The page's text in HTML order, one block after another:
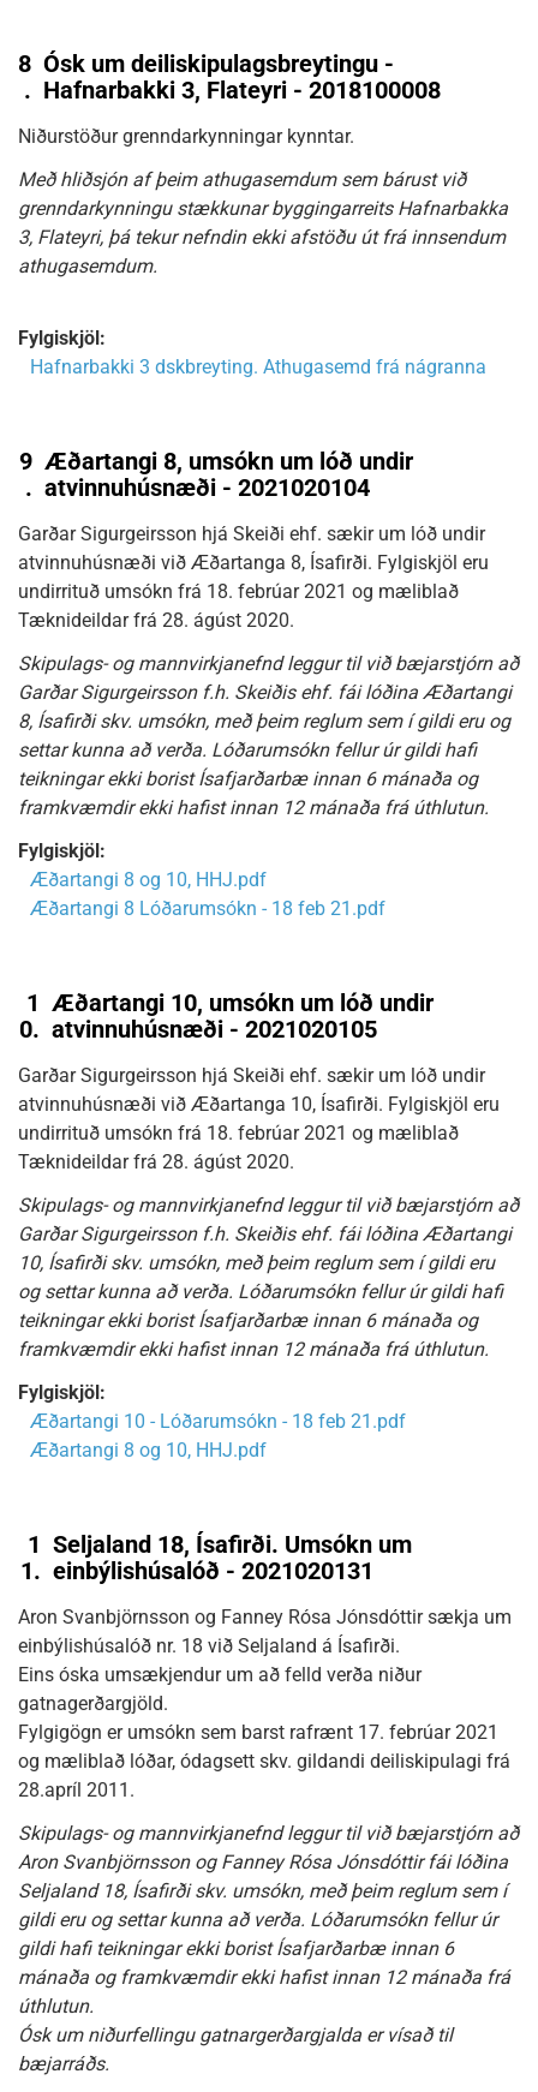
8
.
Ósk um deiliskipulagsbreytingu -
Hafnarbakki 3, Flateyri - 2018100008
Niðurstöður grenndarkynningar kynntar.
Með hliðsjón af þeim athugasemdum sem bárust við
grenndarkynningu stækkunar byggingarreits Hafnarbakka
3, Flateyri, þá tekur nefndin ekki afstöðu út frá innsendum
athugasemdum.
Fylgiskjöl:
Hafnarbakki 3 dskbreyting. Athugasemd frá nágranna
9
.
Æðartangi 8, umsókn um lóð undir
atvinnuhúsnæði - 2021020104
Garðar Sigurgeirsson hjá Skeiði ehf. sækir um lóð undir
atvinnuhúsnæði við Æðartanga 8, Ísafirði. Fylgiskjöl eru
undirrituð umsókn frá 18. febrúar 2021 og mæliblað
Tæknideildar frá 28. ágúst 2020.
Skipulags- og mannvirkjanefnd leggur til við bæjarstjórn að
Garðar Sigurgeirsson f.h. Skeiðis ehf. fái lóðina Æðartangi
8, Ísafirði skv. umsókn, með þeim reglum sem í gildi eru og
settar kunna að verða. Lóðarumsókn fellur úr gildi hafi
teikningar ekki borist Ísafjarðarbæ innan 6 mánaða og
framkvæmdir ekki hafist innan 12 mánaða frá úthlutun.
Fylgiskjöl:
Æðartangi 8 og 10, HHJ.pdf
Æðartangi 8 Lóðarumsókn - 18 feb 21.pdf
1
0.
Æðartangi 10, umsókn um lóð undir
atvinnuhúsnæði - 2021020105
Garðar Sigurgeirsson hjá Skeiði ehf. sækir um lóð undir
atvinnuhúsnæði við Æðartanga 10, Ísafirði. Fylgiskjöl eru
undirrituð umsókn frá 18. febrúar 2021 og mæliblað
Tæknideildar frá 28. ágúst 2020.
Skipulags- og mannvirkjanefnd leggur til við bæjarstjórn að
Garðar Sigurgeirsson f.h. Skeiðis ehf. fái lóðina Æðartangi
10, Ísafirði skv. umsókn, með þeim reglum sem í gildi eru
og settar kunna að verða. Lóðarumsókn fellur úr gildi hafi
teikningar ekki borist Ísafjarðarbæ innan 6 mánaða og
framkvæmdir ekki hafist innan 12 mánaða frá úthlutun.
Fylgiskjöl:
Æðartangi 10 - Lóðarumsókn - 18 feb 21.pdf
Æðartangi 8 og 10, HHJ.pdf
1
1.
Seljaland 18, Ísafirði. Umsókn um
einbýlishúsalóð - 2021020131
Aron Svanbjörnsson og Fanney Rósa Jónsdóttir sækja um
einbýlishúsalóð nr. 18 við Seljaland á Ísafirði.
Eins óska umsækjendur um að felld verða niður
gatnagerðargjöld.
Fylgigögn er umsókn sem barst rafrænt 17. febrúar 2021
og mæliblað lóðar, ódagsett skv. gildandi deiliskipulagi frá
28.apríl 2011.
Skipulags- og mannvirkjanefnd leggur til við bæjarstjórn að
Aron Svanbjörnsson og Fanney Rósa Jónsdóttir fái lóðina
Seljaland 18, Ísafirði skv. umsókn, með þeim reglum sem í
gildi eru og settar kunna að verða. Lóðarumsókn fellur úr
gildi hafi teikningar ekki borist Ísafjarðarbæ innan 6
mánaða og framkvæmdir ekki hafist innan 12 mánaða frá
úthlutun.
Ósk um niðurfellingu gatnargerðargjalda er vísað til
bæjarráðs.